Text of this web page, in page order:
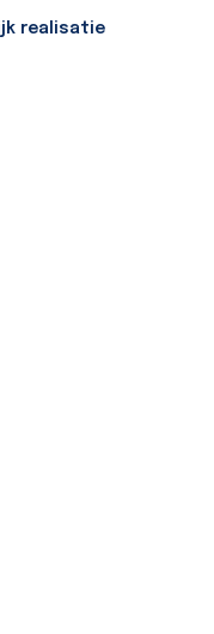
realisatie